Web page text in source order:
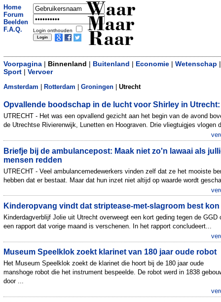
Home
Forum
Beelden
F.A.Q.
Login onthouden
Waar
Maar
Raar
Voorpagina | Binnenland | Buitenland | Economie | Wetenschap |
Sport | Vervoer
Amsterdam Rotterdam Groningen Utrecht
Opvallende boodschap in de lucht voor Shirley in Utrecht:
UTRECHT - Het was een opvallend gezicht aan het begin van de avond
de Utrechtse Rivierenwijk, Lunetten en Hoograven. Drie vliegtuigjes vlogen
Briefje bij de ambulancepost: Maak niet zo'n lawaai als
mensen redden
UTRECHT - Veel ambulancemedewerkers vinden zelf dat ze het mooiste
hebben dat er bestaat. Maar dat hun inzet niet altijd op waarde wordt
Kinderopvang vindt dat striptease-met-slagroom best kon
Kinderdagverblijf Jolie uit Utrecht overweegt een kort geding tegen de GGD
een rapport dat vorige maand is verschenen. In het rapport concludeert...
Museum Speelklok zoekt klarinet van 180 jaar oude robot
Het Museum Speelklok zoekt de klarinet die hoort bij de 180 jaar oude
manshoge robot die het instrument bespeelde. De robot werd in 1838
door ...